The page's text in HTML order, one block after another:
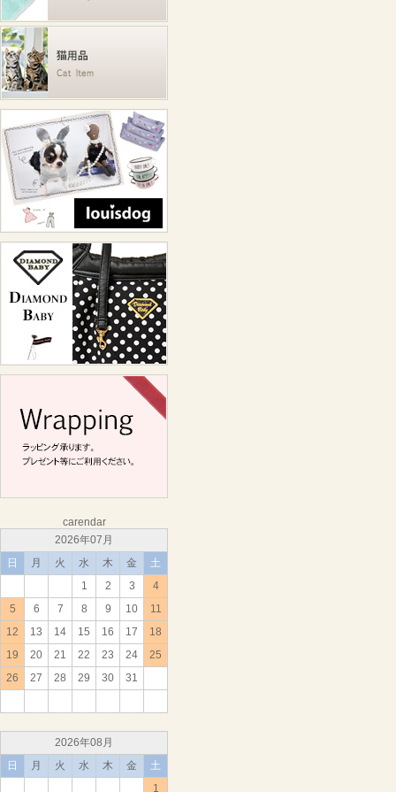
carendar
2026年07月
日
月 火 水 木 金
土
1
2 3
4
5
6 7 8 9 10
11
12
13 14 15 16 17
18
19
20 21 22 23 24
25
26
27 28 29 30 31
2026年08月
日
月 火 水 木 金
土
1